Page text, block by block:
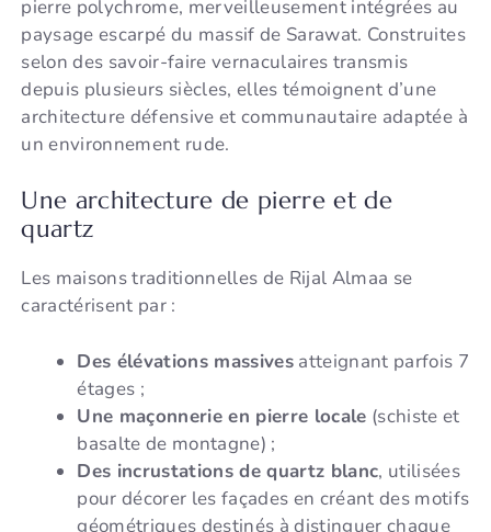
pierre polychrome, merveilleusement intégrées au
paysage escarpé du massif de Sarawat. Construites
selon des savoir-faire vernaculaires transmis
depuis plusieurs siècles, elles témoignent d’une
architecture défensive et communautaire adaptée à
un environnement rude.
Une architecture de pierre et de
quartz
Les maisons traditionnelles de Rijal Almaa se
caractérisent par :
Des élévations massives atteignant parfois 7
étages ;
Une maçonnerie en pierre locale (schiste et
basalte de montagne) ;
Des incrustations de quartz blanc, utilisées
pour décorer les façades en créant des motifs
géométriques destinés à distinguer chaque